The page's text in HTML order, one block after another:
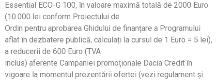
Essential ECO-G 100, în valoare maximă totală de 2000 Euro
(10.000 lei conform Proiectului de
Ordin pentru aprobarea Ghidului de finanțare a Programului
aflat în dezbatere publică, calculați la cursul de 1 Euro = 5 lei),
a reducerii de 600 Euro (TVA
inclus) aferente Campaniei promoționale Dacia Credit în
vigoare la momentul prezentării ofertei (vezi regulament și